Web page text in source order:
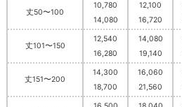
丈50〜100
10,780
14,080
12,100
16,720
丈101〜150
12,540
16,280
14,080
19,140
丈151〜200
14,300
18,700
16,060
21,560